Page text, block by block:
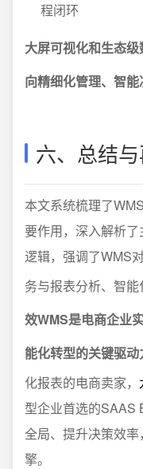
程闭环
大屏可视化和生态
向精细化管理、智
六、总结
本文系统梳理了
要作用，深入解析
逻辑，强调了WMS
务与报表分析、智能
效WMS是电商企业
能化转型的关键驱动
化报表的电商卖家，
型企业首选的SAAS
全局、提升决策效
擎。